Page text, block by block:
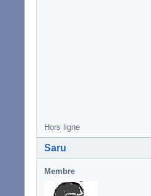
Hors ligne
Saru
Membre